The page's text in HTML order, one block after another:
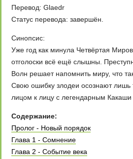
Перевод: Glaedr
Статус перевода: завершён.
Синопсис:
Уже год как минула Четвёртая
отголоски всё ещё слышны.
Волн решает напомнить миру, что
Свою ошибку злодеи осознают лишь
лицом к лицу с легендарным Какаши
Содержание:
Пролог - Новый порядок
Глава 1 - Сомнение
Глава 2 - Событие века